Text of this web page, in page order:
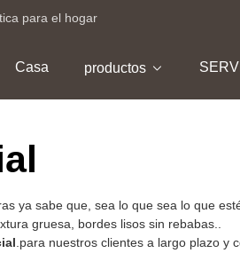
para el hogar
Casa productos
ya sabe que, sea lo que sea lo que
gruesa, bordes lisos sin rebabas..
.para nuestros clientes a largo plazo y